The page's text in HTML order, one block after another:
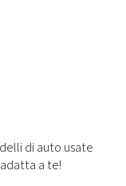
di auto usate
a te!